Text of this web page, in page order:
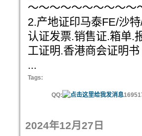
～～～～～～～～～～
2.产地证印马泰FE/沙
认证发票.销售证.箱单.
工证明.香港商会证明书
...
Tags:
QQ:
2024年12月27日